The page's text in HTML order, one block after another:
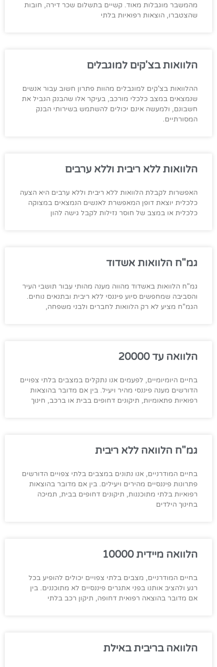
מהמשבר מוגבלות מאוד. קשיים בתשלום שכר דירה, חובות
שהצטברו, הוצאות רפואיות בלתי
הלוואות בצ'קים למוגבלים
ההלוואות בצ'קים למוגבלים מהוות פתרון חשוב עבור אנשים
שנמצאים במצב כלכלי מורכב, בעיקר אלו שהבנק הגביל את
חשבונם, ולמעשה אינם יכולים להשתמש בשירותי הבנק
המסורתיים.
הלוואות ללא ריבית וללא ערבים
האפשרות לקבלת הלוואות ללא ריבית וללא ערבים היא הצעה
כלכלית יוצאת דופן המאפשרת לאנשים הנמצאים במצוקה
כלכלית או במצב של חוסר נזילות לקבל גישה להון
גמ"ח הלוואות אשדוד
גמ"ח הלוואות באשדוד מהווה מענה מהותי עבור תושבי העיר
והסביבה שמחפשים סיוע פיננסי ללא ריבית ובתנאים נוחים.
הגמ"ח מציע לא רק הלוואות לחברים ולבני משפחה,
הלוואה עד 20000
בחיים היומיומיים, לפעמים אנו נתקלים במצבים בלתי צפויים
הדורשים מענה פיננסי מהיר ויעיל. בין אם מדובר בהוצאות
רפואיות פתאומיות, תיקונים דחופים בבית או ברכב, חינוך
גמ"ח הלוואה ללא ריבית
בחיים המודרניים, אנו נתונים במצבים בלתי צפויים הדורשים
פתרונות פיננסיים מהירים ויעילים. בין אם מדובר בהוצאות
רפואיות בלתי מתוכננות, תיקונים דחופים בבית, תמיכה
בחינוך הילדים
הלוואה מיידית 10000
בחיים המודרניים, מצבים בלתי צפויים יכולים להופיע בכל
רגע ולהציב אותנו בפני אתגרים פיננסיים לא מתוכננים. בין
אם מדובר בהוצאה רפואית דחופה, תיקון רכב בלתי
הלוואה בריבית באילת